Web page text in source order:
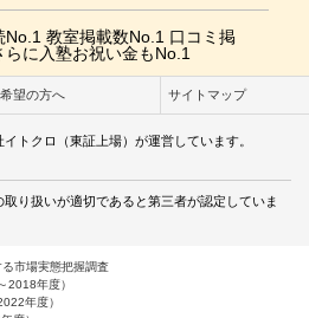
望の方へ サイトマップ
イトクロ（東証上場）が運営しています。
取り扱いが適切であると第三者が認定していま
市場実態把握調査
2018年度）
年度）